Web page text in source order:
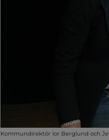
Kommundirektör Ior Berglund och